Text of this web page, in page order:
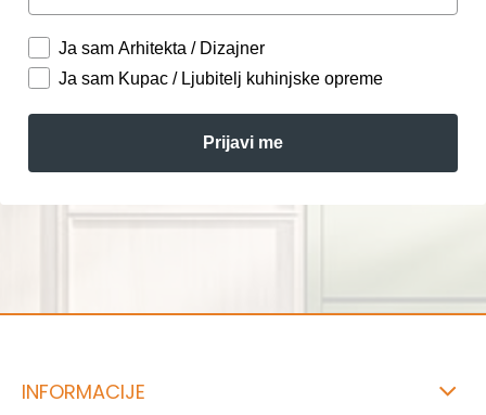
Ja sam Arhitekta / Dizajner
Ja sam Kupac / Ljubitelj kuhinjske opreme
Prijavi me
INFORMACIJE